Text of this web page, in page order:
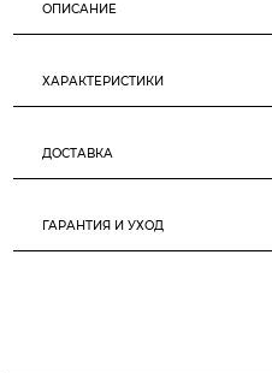
ОПИСАНИЕ
ХАРАКТЕРИСТИКИ
ДОСТАВКА
ГАРАНТИЯ И УХОД